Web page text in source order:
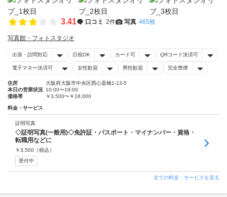
3.41 口コミ 2件 写真 465枚
写真館・フォトスタジオ
出張・訪問対応 日祝OK カード可 QRコード決済可
電子マネー決済可 女性歓迎 男性歓迎 完全禁煙
住所
大阪府大阪市中央区西心斎橋1-13-5
本日の営業状況 10:00〜19:00
価格帯
￥3,500〜￥18,000
料金・サービス
証明写真
◇証明写真(一般用)◇免許証・パスポート・マイナンバー・資格・
転職用などに
￥3,500 （税込）
受付中
全ての料金・サービスを見る